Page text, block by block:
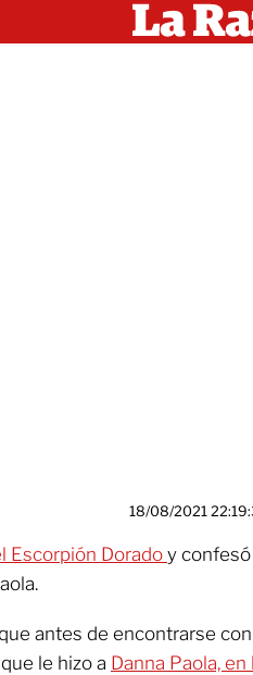
18/08/2021
Escorpión Dorado y confesó
antes de encontrarse con
le hizo a Danna Paola, en